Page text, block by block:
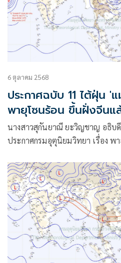
6 ตุลาคม 2568
ประกาศฉบับ 11 ไต้ฝุ่น '
พายุโซนร้อน ขึ้นฝั่งจีนแ
นางสาวสุกันยาณี ยะวิญชาญ อธิบ
ประกาศกรมอุตุนิยมวิทยา เรื่อง พ